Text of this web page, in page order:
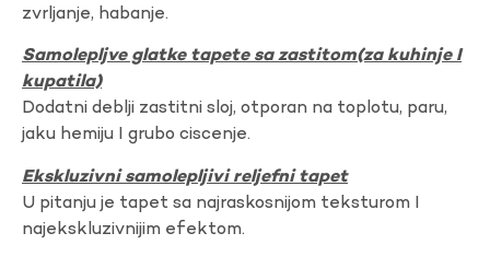
zvrljanje, habanje.
Samolepljve glatke tapete sa zastitom(za kuhinje I
kupatila)
Dodatni deblji zastitni sloj, otporan na toplotu, paru,
jaku hemiju I grubo ciscenje.
Ekskluzivni samolepljivi reljefni tapet
U pitanju je tapet sa najraskosnijom teksturom I
najekskluzivnijim efektom.